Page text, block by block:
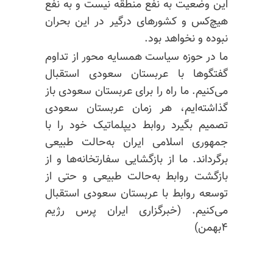
این وضعیت به نفع منطقه نیست و به نفع
هیچ‌کس و کشورهای درگیر در این بحران
نبوده و نخواهد بود.
ما در حوزه سیاست همسایه محور از تداوم
گفتگوها با عربستان سعودی استقبال
می‌کنیم. ما راه را برای عربستان سعودی باز
گذاشته‌ایم، هر زمان عربستان سعودی
تصمیم بگیرد روابط دیپلماتیک خود را با
جمهوری اسلامی ایران به‌حالت طبیعی
برگرداند. ما از بازگشایی سفارتخانه‌ها و از
بازگشت روابط به‌حالت طبیعی و حتی از
توسعه روابط با عربستان سعودی استقبال
می‌کنیم. (خبرگزاری ایران پرس رژیم
۴بهمن)